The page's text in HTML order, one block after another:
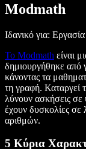
Modmath
Ιδανικό για:
Το Modmath είναι
δημιουργήθηκε από
κάνοντας τα
τη γραφή. Καταργεί
λύνουν ασκήσεις σε
έχουν δυσκολίες σε
αριθμών.
5 Κύρια